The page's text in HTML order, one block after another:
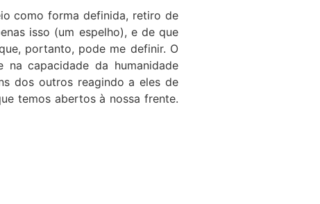
como forma definida, retiro de
isso (um espelho), e de que
portanto, pode me definir. O
capacidade da humanidade
dos outros reagindo a eles de
temos abertos à nossa frente.